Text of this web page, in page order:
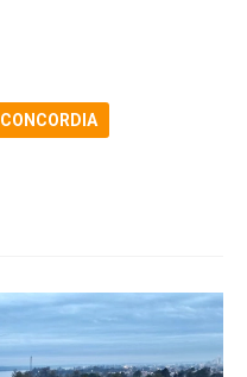
CONCORDIA